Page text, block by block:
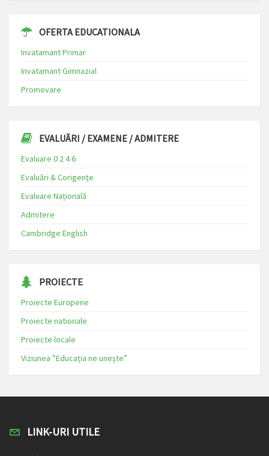
OFERTA EDUCATIONALA
Invatamant Primar
Invatamant Gimnazial
Promovare
EVALUĂRI / EXAMENE / ADMITERE
Evaluare 0 2 4 6
Evaluări & Corigențe
Evaluare Națională
Admitere
Cambridge English
PROIECTE
Proiecte Europene
Proiecte nationale
Proiecte locale
Viziunea ”Educația ne unește”
LINK-URI UTILE